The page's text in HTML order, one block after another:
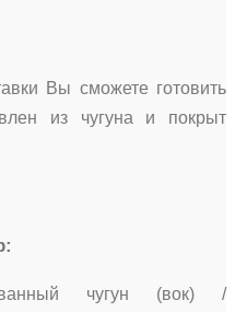
Вы сможете готовить
из чугуна и покрыт
чугун (вок) /